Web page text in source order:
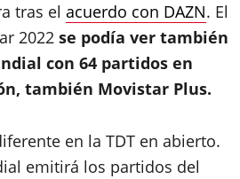
tras el acuerdo con DAZN. El
2022 se podía ver también
con 64 partidos en
también Movistar Plus.
en la TDT en abierto.
emitirá los partidos del